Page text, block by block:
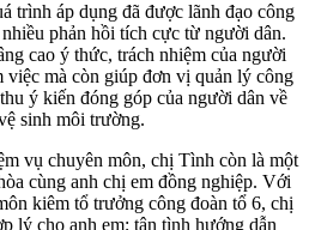
trình áp dụng đã được lãnh đạo công
phản hồi tích cực từ người dân.
cao ý thức, trách nhiệm của người
việc mà còn giúp đơn vị quản lý công
ý kiến đóng góp của người dân về
sinh môi trường.
vụ chuyên môn, chị Tình còn là một
cùng anh chị em đồng nghiệp. Với
kiêm tổ trưởng công đoàn tổ 6, chị
lý cho anh em; tận tình hướng dẫn